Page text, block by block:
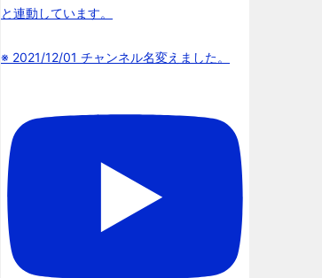
と連動しています。
※ 2021/12/01 チャンネル名変えました。